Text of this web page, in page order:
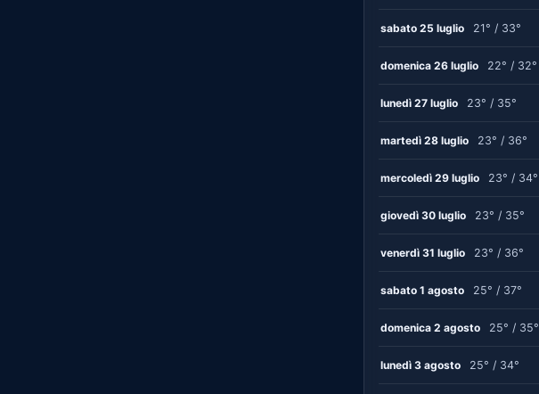
sabato 25 luglio 21° / 33°
domenica 26 luglio 22° / 32°
lunedì 27 luglio 23° / 35°
martedì 28 luglio 23° / 36°
mercoledì 29 luglio 23° / 34°
giovedì 30 luglio 23° / 35°
venerdì 31 luglio 23° / 36°
sabato 1 agosto 25° / 37°
domenica 2 agosto 25° / 35°
lunedì 3 agosto 25° / 34°